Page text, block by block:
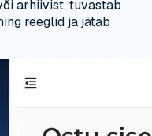
arhiivist, tuvastab
reeglid ja jätab